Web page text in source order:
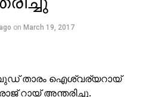
on March 19, 2017
താരം ഐശ്വര്യറായ്
റായ് അന്തരിച്ചു.